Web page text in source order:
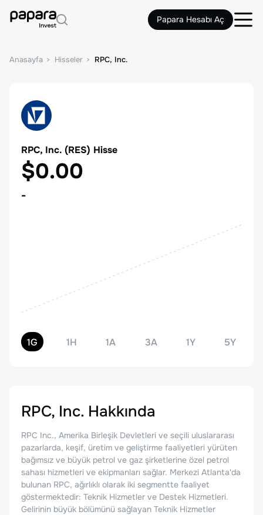
Papara Hesabı Aç
Anasayfa Hisseler RPC, Inc.
RPC, Inc. (RES) Hisse
$0.00
-
1G 1H 1A 3A 1Y 5Y
RPC, Inc. Hakkında
RPC Inc., Amerika Birleşik Devletleri ve seçili uluslararası
pazarlarda, keşif, üretim ve geliştirme faaliyetleri yürüten
bağımsız ve büyük petrol ve gaz şirketlerine özel petrol
sahası hizmetleri ve ekipmanları sağlar. Merkezi Atlanta'da
bulunan RPC, ağırlıklı olarak iki segmentte faaliyet
göstermektedir: Teknik Hizmetler ve Destek Hizmetleri.
Gelirinin büyük bölümünü sağlayan Teknik Hizmetler